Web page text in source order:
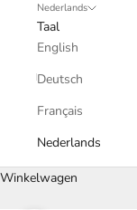
Nederlands
Taal
English
Deutsch
Français
Nederlands
Winkelwagen